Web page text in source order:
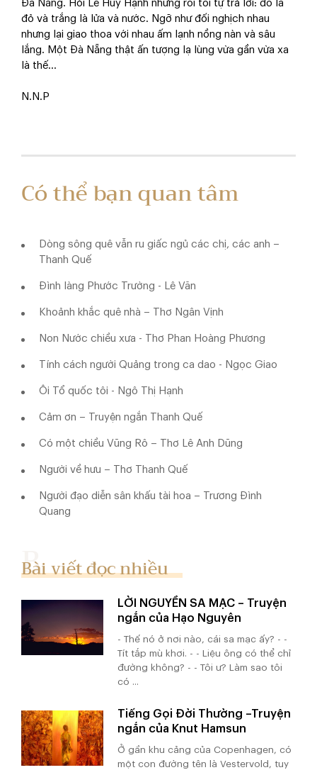
Đà Nẵng. Hỏi Lê Huy Hạnh nhưng rồi tôi tự trả lời: đó là
đỏ và trắng là lửa và nước. Ngỡ như đối nghịch nhau
nhưng lại giao thoa với nhau ấm lạnh nồng nàn và sâu
lắng. Một Đà Nẵng thật ấn tượng lạ lùng vừa gần vừa xa
là thế...
N.N.P
Có thể bạn quan tâm
Dòng sông quê vẫn ru giấc ngủ các chị, các anh –
Thanh Quế
Đình làng Phước Trường - Lê Văn
Khoảnh khắc quê nhà – Thơ Ngân Vịnh
Non Nước chiều xưa - Thơ Phan Hoàng Phương
Tính cách người Quảng trong ca dao - Ngọc Giao
Ôi Tổ quốc tôi - Ngô Thị Hạnh
Cảm ơn – Truyện ngắn Thanh Quế
Có một chiều Vũng Rô – Thơ Lê Anh Dũng
Người về hưu – Thơ Thanh Quế
Người đạo diễn sân khấu tài hoa – Trương Đình
Quang
Bài viết đọc nhiều
LỜI NGUYỀN SA MẠC – Truyện
ngắn của Hạo Nguyên
- Thế nó ở nơi nào, cái sa mạc ấy? - -
Tít tắp mù khơi. - - Liệu ông có thể chỉ
đường không? - - Tôi ư? Làm sao tôi
có ...
Tiếng Gọi Đời Thường –Truyện
ngắn của Knut Hamsun
Ở gần khu cảng của Copenhagen, có
một con đường tên là Vestervold, tuy